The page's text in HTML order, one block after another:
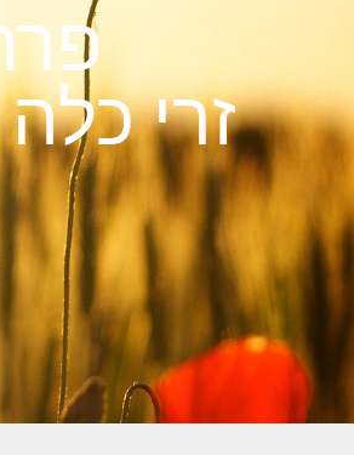
זרי